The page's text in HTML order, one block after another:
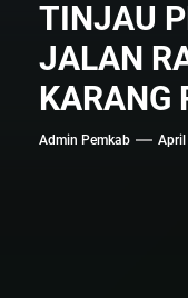
TINJAU
JALAN
KARANG
Admin Pemkab